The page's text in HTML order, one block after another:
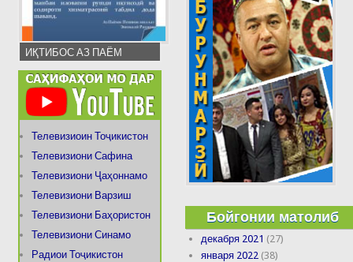
ИҚТИБОС АЗ ПАЁМ
Телевизиоин Тоҷикистон
Телевизиони Сафина
Телевизиони Ҷаҳоннамо
Телевизиони Варзиш
Телевизиони Баҳористон
Телевизиони Синамо
Радиои Тоҷикистон
Бойгонии матолиб
декабря 2021 (27)
января 2022 (38)